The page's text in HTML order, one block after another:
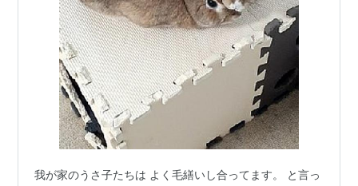
我が家のうさ子たちは よく毛繕いし合ってます。 と言っ